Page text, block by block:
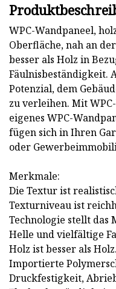
WPC-Wandpaneel,
Oberfläche, nah an
besser als Holz in
Fäulnisbeständigkeit.
Potenzial, dem
zu verleihen. Mit
eigenes WPC-
fügen sich in Ihren
oder
Merkmale:
Die Textur ist
Texturniveau ist
Technologie stellt das
Helle und vielfältige
Holz ist besser als Holz.
Importierte
Druckfestigkeit,